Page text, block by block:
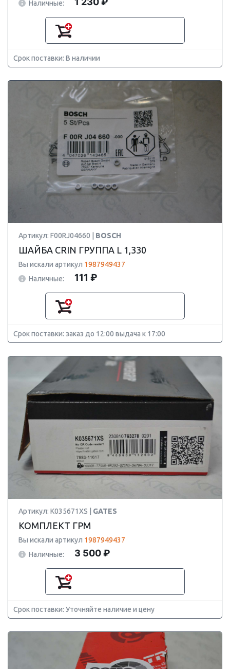
Наличные:
Срок поставки: В наличии
Артикул: F00RJ04660 | BOSCH
ШАЙБА CRIN ГРУППА L 1,330
Вы искали артикул 1987949437
Наличные:
111 ₽
Срок поставки: заказ до 12:00 выдача к 17:00
Артикул: K035671XS | GATES
КОМПЛЕКТ ГРМ
Вы искали артикул 1987949437
Наличные:
3 500 ₽
Срок поставки: Уточняйте наличие и цену